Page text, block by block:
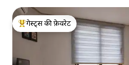
गेस्ट्स का टॉप फ़ेवरेट
गेस्ट्स की फ़ेवरेट